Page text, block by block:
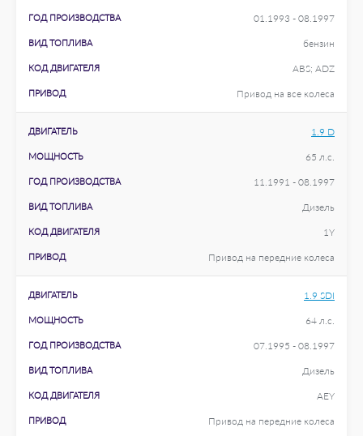
ГОД ПРОИЗВОДСТВА 01.1993 - 08.1997
ВИД ТОПЛИВА бензин
КОД ДВИГАТЕЛЯ ABS; ADZ
ПРИВОД Привод на все колеса
ДВИГАТЕЛЬ 1.9 D
МОЩНОСТЬ 65 л.с.
ГОД ПРОИЗВОДСТВА 11.1991 - 08.1997
ВИД ТОПЛИВА Дизель
КОД ДВИГАТЕЛЯ 1Y
ПРИВОД Привод на передние колеса
ДВИГАТЕЛЬ 1.9 SDI
МОЩНОСТЬ 64 л.с.
ГОД ПРОИЗВОДСТВА 07.1995 - 08.1997
ВИД ТОПЛИВА Дизель
КОД ДВИГАТЕЛЯ AEY
ПРИВОД Привод на передние колеса